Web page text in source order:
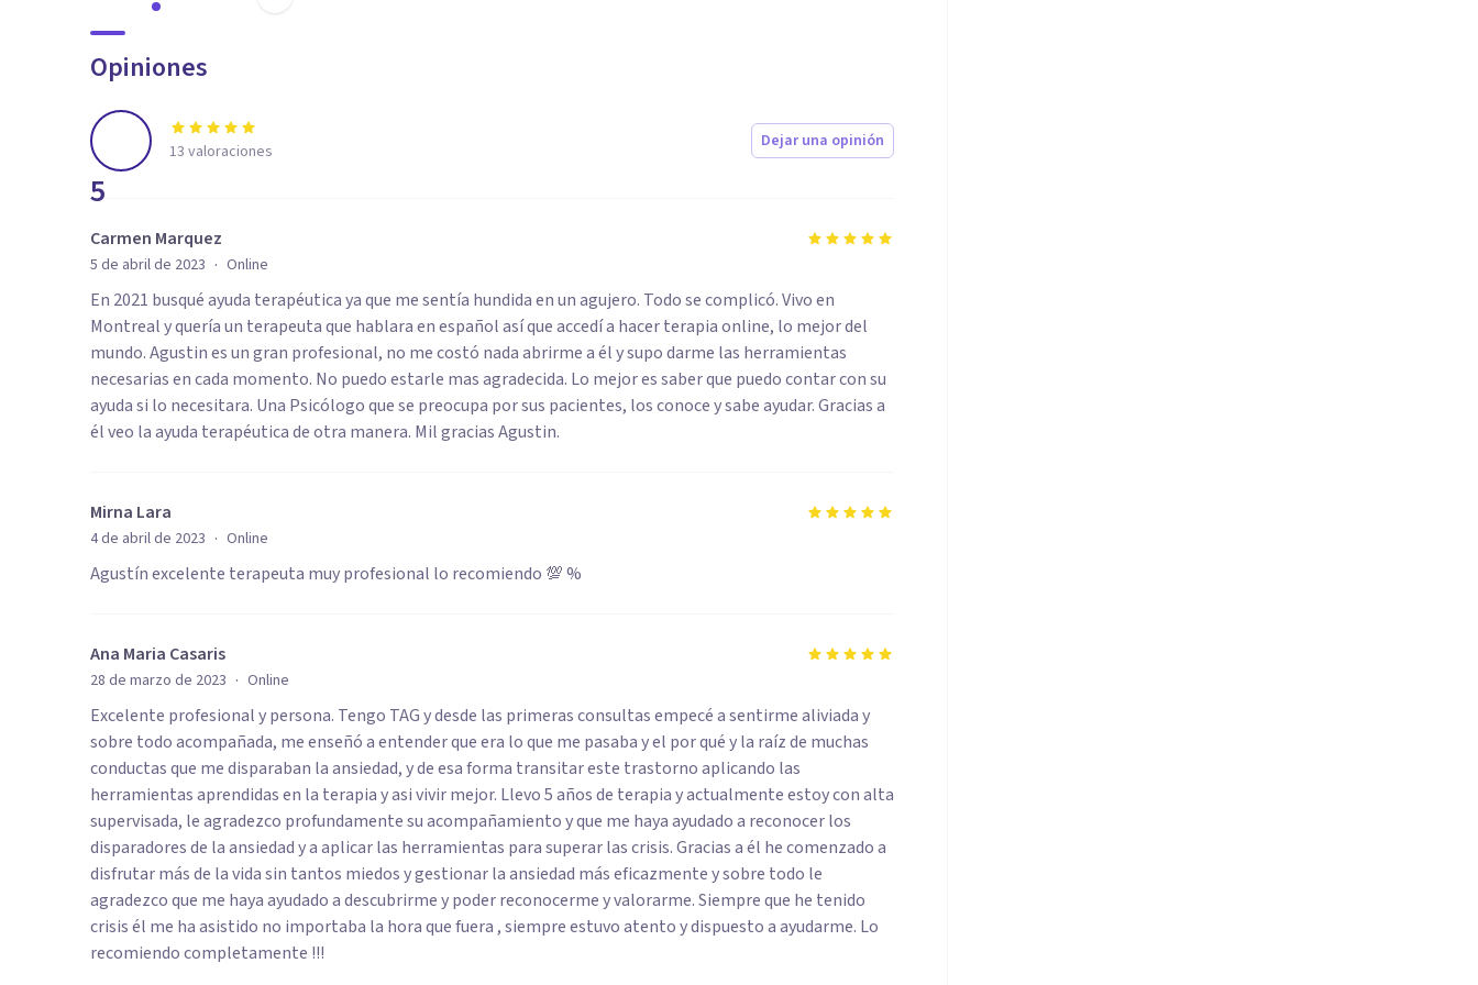
Opiniones
5
13 valoraciones Dejar una opinión
Carmen Marquez
5 de abril de 2023 · Online
En 2021 busqué ayuda terapéutica ya que me sentía hundida en un agujero. Todo se complicó. Vivo en
Montreal y quería un terapeuta que hablara en español así que accedí a hacer terapia online, lo mejor del
mundo. Agustin es un gran profesional, no me costó nada abrirme a él y supo darme las herramientas
necesarias en cada momento. No puedo estarle mas agradecida. Lo mejor es saber que puedo contar con su
ayuda si lo necesitara. Una Psicólogo que se preocupa por sus pacientes, los conoce y sabe ayudar. Gracias a
él veo la ayuda terapéutica de otra manera. Mil gracias Agustin.
Mirna Lara
4 de abril de 2023 · Online
Agustín excelente terapeuta muy profesional lo recomiendo 💯 %
Ana Maria Casaris
28 de marzo de 2023 · Online
Excelente profesional y persona. Tengo TAG y desde las primeras consultas empecé a sentirme aliviada y
sobre todo acompañada, me enseñó a entender que era lo que me pasaba y el por qué y la raíz de muchas
conductas que me disparaban la ansiedad, y de esa forma transitar este trastorno aplicando las
herramientas aprendidas en la terapia y asi vivir mejor. Llevo 5 años de terapia y actualmente estoy con alta
supervisada, le agradezco profundamente su acompañamiento y que me haya ayudado a reconocer los
disparadores de la ansiedad y a aplicar las herramientas para superar las crisis. Gracias a él he comenzado a
disfrutar más de la vida sin tantos miedos y gestionar la ansiedad más eficazmente y sobre todo le
agradezco que me haya ayudado a descubrirme y poder reconocerme y valorarme. Siempre que he tenido
crisis él me ha asistido no importaba la hora que fuera , siempre estuvo atento y dispuesto a ayudarme. Lo
recomiendo completamente !!!